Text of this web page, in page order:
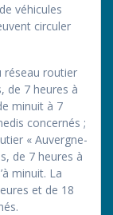
véhicules
circuler
réseau routier
de 7 heures à
minuit à 7
concernés ;
« Auvergne-
de 7 heures à
minuit. La
et de 18